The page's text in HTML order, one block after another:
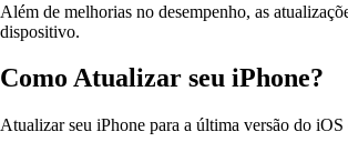
Além de melhorias no desempenho, as
dispositivo.
Como Atualizar seu iPhone?
Atualizar seu iPhone para a última versão do